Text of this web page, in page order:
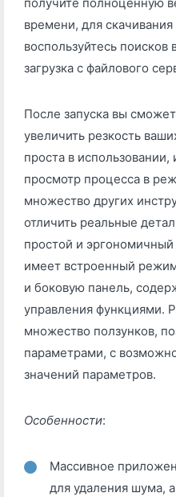
получите полноценную
времени, для
воспользуйтесь
загрузка с файлового
После запуска вы
увеличить резкость
проста в
просмотр процесса в
множество других
отличить реальные
простой и
имеет встроенный
и боковую панель,
управления функциями.
множество ползунков,
параметрами, с
значений параметров.
Особенности:
Массивное
для удаления шума,